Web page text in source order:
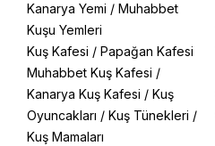
Kanarya Yemi / Muhabbet
Kuşu Yemleri
Kuş Kafesi / Papağan Kafesi
Muhabbet Kuş Kafesi /
Kanarya Kuş Kafesi / Kuş
Oyuncakları / Kuş Tünekleri /
Kuş Mamaları